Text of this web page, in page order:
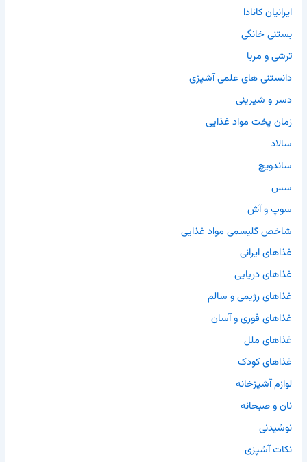
ایرانیان کانادا
بستنی خانگی
ترشی و مربا
دانستنی های علمی آشپزی
دسر و شیرینی
زمان پخت مواد غذایی
سالاد
ساندویچ
سس
سوپ و آش
شاخص گلیسمی مواد غذایی
غذاهای ایرانی
غذاهای دریایی
غذاهای رژیمی و سالم
غذاهای فوری و آسان
غذاهای ملل
غذاهای کودک
لوازم آشپزخانه
نان و صبحانه
نوشیدنی
نکات آشپزی